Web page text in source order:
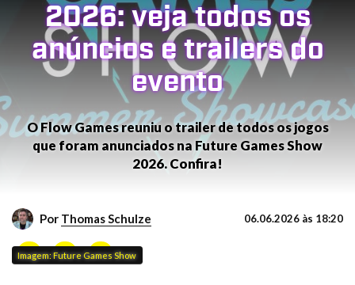
2026: veja todos os
anúncios e trailers do
evento
O Flow Games reuniu o trailer de todos os jogos
que foram anunciados na Future Games Show
2026. Confira!
Por Thomas Schulze 06.06.2026 às 18:20
Imagem: Future Games Show